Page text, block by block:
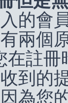
的會
兩個
在註
到的
為您